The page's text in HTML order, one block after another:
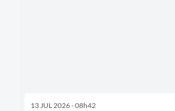
13 JUL 2026 - 08h42